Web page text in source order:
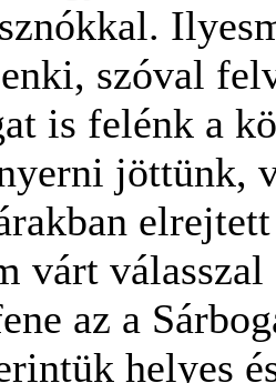
szóval
is felénk a
jöttünk,
várt válasszal
az a
helyes